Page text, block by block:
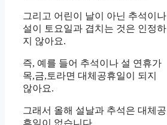
그리고 어린이 날이 아닌 추석이나
설이 토요일과 겹치는 것은 인정하
지 않아요.
즉, 예를 들어 추석이나 설 연휴가
목,금,토라면 대체공휴일이 되지
않아요.
그래서 올해 설날과 추석은 대체공